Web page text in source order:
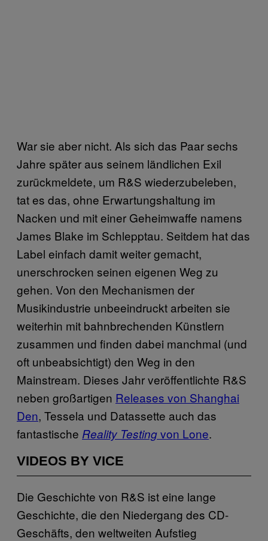
War sie aber nicht. Als sich das Paar sechs
Jahre später aus seinem ländlichen Exil
zurückmeldete, um R&S wiederzubeleben,
tat es das, ohne Erwartungshaltung im
Nacken und mit einer Geheimwaffe namens
James Blake im Schlepptau. Seitdem hat das
Label einfach damit weiter gemacht,
unerschrocken seinen eigenen Weg zu
gehen. Von den Mechanismen der
Musikindustrie unbeeindruckt arbeiten sie
weiterhin mit bahnbrechenden Künstlern
zusammen und finden dabei manchmal (und
oft unbeabsichtigt) den Weg in den
Mainstream. Dieses Jahr veröffentlichte R&S
neben großartigen Releases von Shanghai
Den, Tessela und Datassette auch das
fantastische Reality Testingvon Lone.
VIDEOS BY VICE
Die Geschichte von R&S ist eine lange
Geschichte, die den Niedergang des CD-
Geschäfts, den weltweiten Aufstieg